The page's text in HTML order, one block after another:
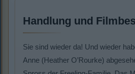
Handlung und
Sie sind wieder da! Und wieder
Anne (Heather O’Rourke)